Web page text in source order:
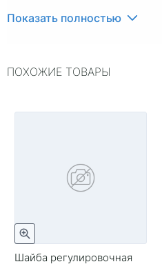
Показать полностью
ПОХОЖИЕ ТОВАРЫ
Шайба регулировочная